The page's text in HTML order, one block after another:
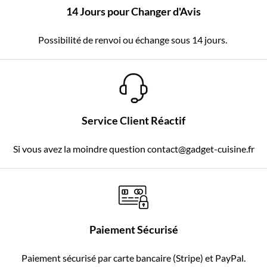
14 Jours pour Changer d'Avis
Possibilité de renvoi ou échange sous 14 jours.
Service Client Réactif
Si vous avez la moindre question contact@gadget-cuisine.fr
Paiement Sécurisé
Paiement sécurisé par carte bancaire (Stripe) et PayPal.